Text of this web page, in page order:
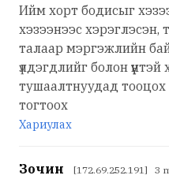
Ийм хорт бодисыг
хэзээнээс хэрэглэсэн,
талаар мэргэжлийн
үлдэгдлийг болон
тушаалтнуудад
тогтоох
Хариулах
Зочин [172.69.252.191] 3